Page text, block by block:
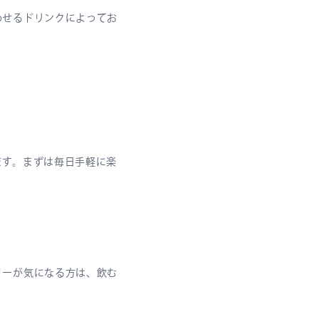
るドリンクによってお
。まずは毎日手軽に楽
が気になる方は、飲む